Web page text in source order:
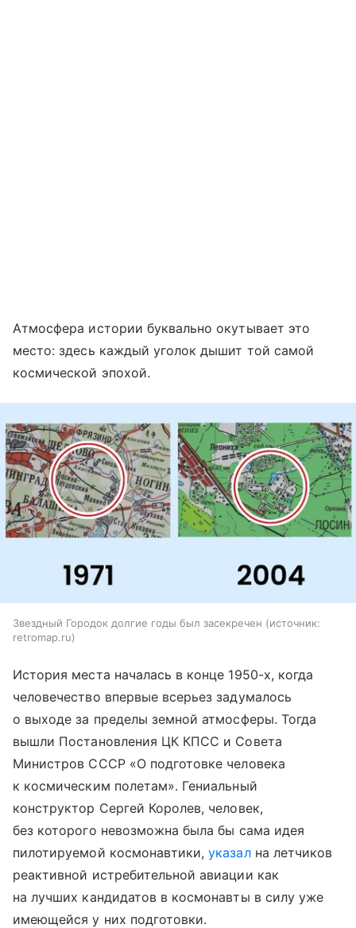
Атмосфера истории буквально окутывает это
место: здесь каждый уголок дышит той самой
космической эпохой.
Звездный Городок долгие годы был засекречен
источник:
retromap.ru
История места началась в конце 1950-х, когда
человечество впервые всерьез задумалось
о выходе за пределы земной атмосферы. Тогда
вышли Постановления ЦК КПСС и Совета
Министров СССР «О подготовке человека
к космическим полетам». Гениальный
конструктор Сергей Королев, человек,
без которого невозможна была бы сама идея
пилотируемой космонавтики,указална летчиков
реактивной истребительной авиации как
на лучших кандидатов в космонавты в силу уже
имеющейся у них подготовки.